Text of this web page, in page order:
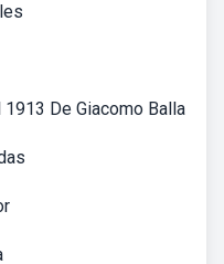
De Giacomo Balla